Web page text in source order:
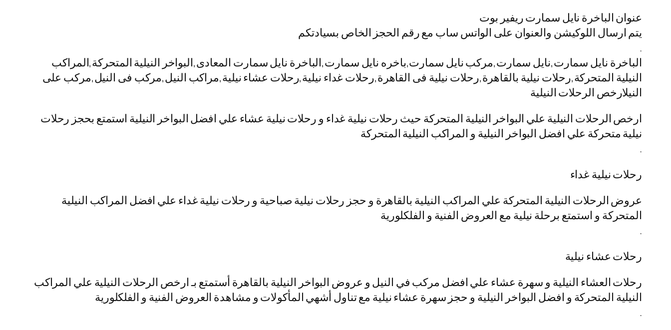
عنوان الباخرة نايل سمارت ريفير بوت
يتم ارسال اللوكيشن والعنوان على الواتس ساب مع رقم الحجز الخاص بسيادتكم
.
الباخرة نايل سمارت,نايل سمارت,مركب نايل سمارت,باخره نايل سمارت,الباخرة نايل سمارت المعادى,البواخر النيلية المتحركة,المراكب
النيلية المتحركة,رحلات نيلية بالقاهرة,رحلات نيلية فى القاهرة,رحلات غداء نيلية,رحلات عشاء نيلية,مراكب النيل,مركب فى النيل,مركب على
النيلارخص الرحلات النيلية
ارخص الرحلات النيلية علي البواخر النيلية المتحركة حيث رحلات نيلية غداء و رحلات نيلية عشاء علي افضل البواخر النيلية استمتع بحجز رحلات
نيلية متحركة علي افضل البواخر النيلية و المراكب النيلية المتحركة
.
رحلات نيلية غداء
عروض الرحلات النيلية المتحركة علي المراكب النيلية بالقاهرة و حجز رحلات نيلية صباحية و رحلات نيلية غداء علي افضل المراكب النيلية
المتحركة و استمتع برحلة نيلية مع العروض الفنية و الفلكلورية
.
رحلات عشاء نيلية
رحلات العشاء النيلية و سهرة عشاء علي افضل مركب في النيل و عروض البواخر النيلية بالقاهرة أستمتع بـ ارخص الرحلات النيلية علي المراكب
النيلية المتحركة و افضل البواخر النيلية و حجز سهرة عشاء نيلية مع تناول أشهي المأكولات و مشاهدة العروض الفنية و الفلكلورية
.